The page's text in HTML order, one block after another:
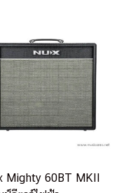
Mighty 60BT MKII